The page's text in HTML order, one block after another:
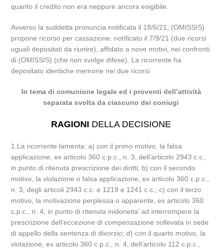
quanto il credito non era neppure ancora esigibile.
Avverso la suddetta pronuncia notificata il 18/6/21, (OMISSIS)
propone ricorso per cassazione, notificato il 7/9/21 (due ricorsi
uguali depositati da riunire), affidato a nove motivi, nei confronti
di (OMISSIS) (che non svolge difese). La ricorrente ha
depositato identiche memorie nei due ricorsi.
In tema di comunione legale ed i proventi dell’attività
separata svolta da ciascuno dei coniugi
RAGIONI DELLA DECISIONE
1.La ricorrente lamenta: a) con il primo motivo, la falsa
applicazione, ex articolo 360 c.p.c., n. 3, dell’articolo 2943 c.c.,
in punto di ritenuta prescrizione dei diritti; b) con il secondo
motivo, la violazione o falsa applicazione, ex articolo 360 c.p.c.,
n. 3, degli articoli 2943 c.c. e 1219 e 1241 c.c.; c) con il terzo
motivo, la motivazione perplessa o apparente, ex articolo 360
c.p.c., n. 4, in punto di ritenuta inidoneita’ ad interrompere la
prescrizione dell’eccezione di compensazione sollevata in sede
di appello della sentenza di divorzio; d) con il quarto motivo, la
violazione, ex articolo 360 c.p.c., n. 4, dell’articolo 112 c.p.c.,